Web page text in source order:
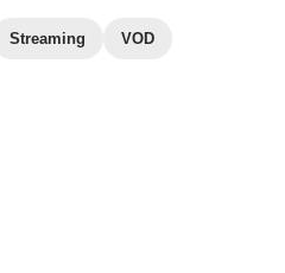
Streaming VOD